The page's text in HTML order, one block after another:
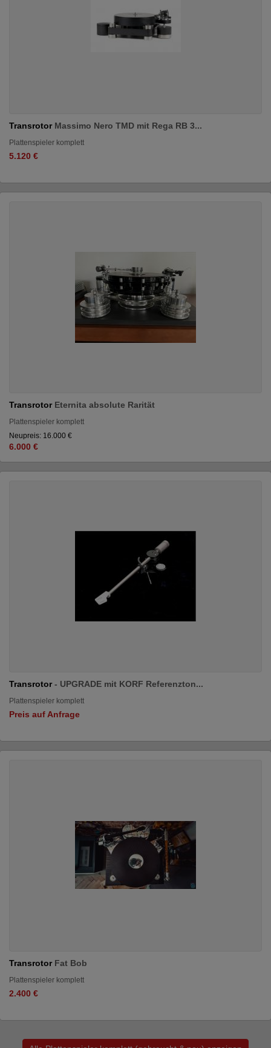
Transrotor Massimo Nero TMD mit Rega RB 3...
Plattenspieler komplett
5.120 €
Transrotor Eternita absolute Rarität
Plattenspieler komplett
Neupreis: 16.000 €
6.000 €
Transrotor- UPGRADE mit KORF Referenzton...
Plattenspieler komplett
Preis auf Anfrage
Transrotor Fat Bob
Plattenspieler komplett
2.400 €